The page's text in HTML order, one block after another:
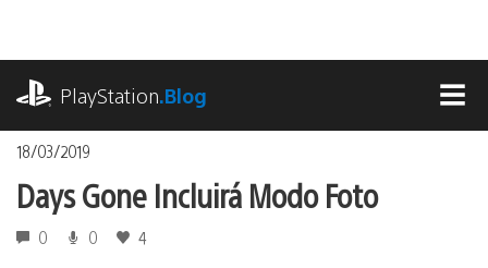
contenido
PlayStation.Blog
18/03/2019
Days Gone Incluirá Modo Foto
0 0 4